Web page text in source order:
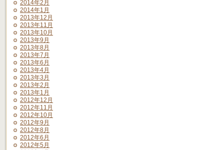
2014年2月
2014年1月
2013年12月
2013年11月
2013年10月
2013年9月
2013年8月
2013年7月
2013年6月
2013年4月
2013年3月
2013年2月
2013年1月
2012年12月
2012年11月
2012年10月
2012年9月
2012年8月
2012年6月
2012年5月